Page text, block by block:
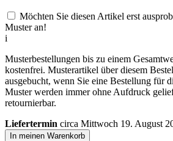
Möchten Sie diesen Artikel erst
Muster an!
i
Musterbestellungen bis zu einem
kostenfrei. Musterartikel über diesem
ausgebucht, wenn Sie eine Bestellung für
Muster werden immer ohne Aufdruck
retournierbar.
Liefertermin circa Mittwoch 19. August
In meinen Warenkorb